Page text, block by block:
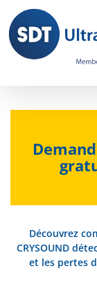
content
Découvrez
CRYSOUND
et les pertes